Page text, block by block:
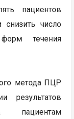
пациентов
число
течения
метода ПЦР
результатов
пациентам